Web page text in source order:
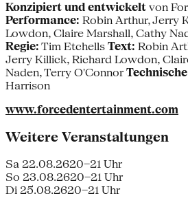
Konzipiert und entwickelt von
Performance: Robin Arthur, Jerry
Lowdon, Claire Marshall, Cathy
Regie: Tim Etchells Text: Robin
Jerry Killick, Richard Lowdon,
Naden, Terry O'Connor
Harrison
www.forcedentertainment.com
Weitere Veranstaltungen
Sa 22.08.2620–21 Uhr
So 23.08.2620–21 Uhr
Di 25.08.2620–21 Uhr